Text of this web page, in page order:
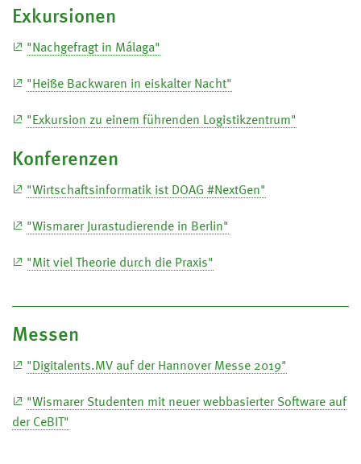
Exkursionen
"Nachgefragt in Málaga"
"Heiße Backwaren in eiskalter Nacht"
"Exkursion zu einem führenden Logistikzentrum"
Konferenzen
"Wirtschaftsinformatik ist DOAG #NextGen"
"Wismarer Jurastudierende in Berlin"
"Mit viel Theorie durch die Praxis"
Messen
"Digitalents.MV auf der Hannover Messe 2019"
"Wismarer Studenten mit neuer webbasierter Software auf
der CeBIT"